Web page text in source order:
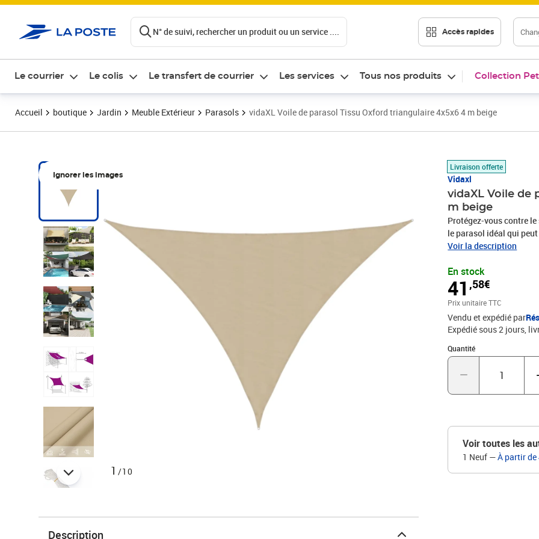
N° de suivi, rechercher un produit ou un service .... Accès rapides
Le courrier Le colis Le transfert de courrier Les services Tous nos produits Collection
Accueil boutique Jardin Meuble Extérieur Parasols vidaXL Voile de parasol Tissu Oxford triangulaire 4x5x6 4 m beige
Ignorer les images
1 /10
Livraison offerte
Vidaxl
vidaXL Voile de
m beige
Protégez-vous contre
le parasol idéal qui
votre jardin, terrasse,
est spécialement traité,
assembler grâce aux
cordes incluses. Bon à
pour permettre à l'eau
PUDimensions : 4 x 5 x
UVÉléments de fixation
polyéthylène
Voir la description
En stock
41,58€
Prix 41,58€
Prix unitaire TTC
Vendu et expédié par
Expédié sous 2 jours
Quantité
Quantité : 1
Voir toutes les
1 Neuf —À partir de
Description